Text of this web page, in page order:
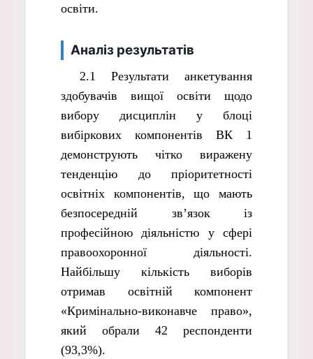
освіти.
Аналіз результатів
2.1 Результати анкетування
здобувачів вищої освіти щодо
вибору дисциплін у блоці
вибіркових компонентів ВК 1
демонструють чітко виражену
тенденцію до пріоритетності
освітніх компонентів, що мають
безпосередній зв’язок із
професійною діяльністю у сфері
правоохоронної діяльності.
Найбільшу кількість виборів
отримав освітній компонент
«Кримінально-виконавче право»,
який обрали 42 респонденти
(93,3%).